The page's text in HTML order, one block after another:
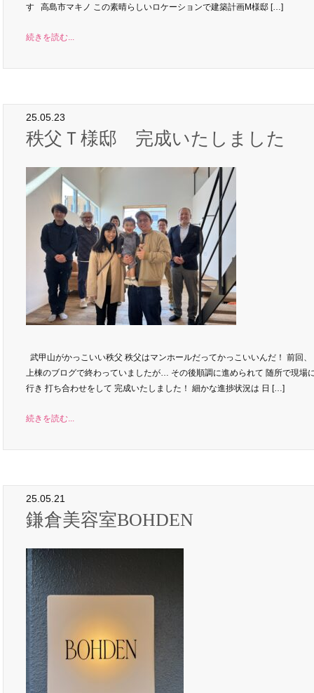
す 高島市マキノ この素晴らしいロケーションで建築計画M様邸 […]
続きを読む...
25.05.23
秩父Ｔ様邸 完成いたしました
武甲山がかっこいい秩父 秩父はマンホールだってかっこいいんだ！ 前回、
上棟のブログで終わっていましたが… その後順調に進められて 随所で現場
行き 打ち合わせをして 完成いたしました！ 細かな進捗状況は 日 […]
続きを読む...
25.05.21
鎌倉美容室BOHDEN